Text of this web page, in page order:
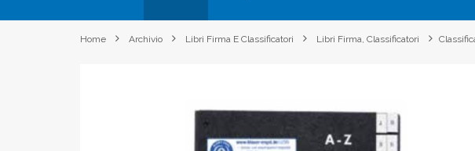
Home Archivio Libri Firma E Classificatori Libri Firma, Classificatori